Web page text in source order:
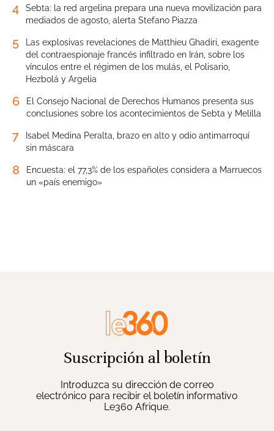
4
Sebta: la red argelina prepara una nueva movilización para
mediados de agosto, alerta Stefano Piazza
5
Las explosivas revelaciones de Matthieu Ghadiri, exagente
del contraespionaje francés infiltrado en Irán, sobre los
vínculos entre el régimen de los mulás, el Polisario,
Hezbolá y Argelia
6
El Consejo Nacional de Derechos Humanos presenta sus
conclusiones sobre los acontecimientos de Sebta y Melilla
7
Isabel Medina Peralta, brazo en alto y odio antimarroquí
sin máscara
8
Encuesta: el 77,3% de los españoles considera a Marruecos
un «país enemigo»
Suscripción al boletín
Introduzca su dirección de correo
electrónico para recibir el boletín informativo
Le360 Afrique.